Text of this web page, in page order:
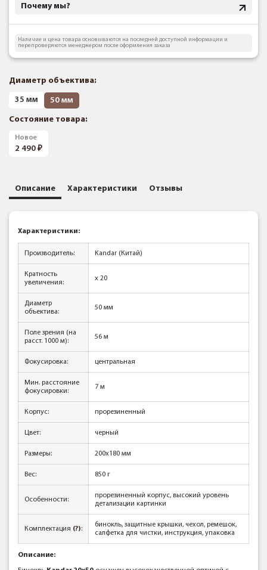
Почему мы?
Наличие и цена товара основываются на последней доступной информации и
перепроверяются менеджером после оформления заказа
Диаметр объектива:
35 мм 50 мм
Состояние товара:
Новое
2 490
Описание Характеристики Отзывы
Характеристики:
Производитель: Kandar (Китай)
Кратность
увеличения:
x 20
Диаметр
объектива:
50 мм
Поле зрения (на
расст. 1000 м):
56 м
Фокусировка: центральная
Мин. расстояние
фокусировки:
7 м
Корпус: прорезиненный
Цвет: черный
Размеры: 200x180 мм
Вес: 850 г
Особенности:
прорезиненный корпус, высокий уровень
детализации картинки
Комплектация (?):
бинокль, защитные крышки, чехол, ремешок,
салфетка для чистки, инструкция, упаковка
Описание: